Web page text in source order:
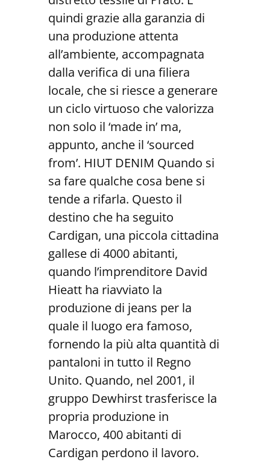
quindi grazie alla garanzia di
una produzione attenta
all’ambiente, accompagnata
dalla verifica di una filiera
locale, che si riesce a generare
un ciclo virtuoso che valorizza
non solo il ‘made in’ ma,
appunto, anche il ‘sourced
from’. HIUT DENIM Quando si
sa fare qualche cosa bene si
tende a rifarla. Questo il
destino che ha seguito
Cardigan, una piccola cittadina
gallese di 4000 abitanti,
quando l’imprenditore David
Hieatt ha riavviato la
produzione di jeans per la
quale il luogo era famoso,
fornendo la più alta quantità di
pantaloni in tutto il Regno
Unito. Quando, nel 2001, il
gruppo Dewhirst trasferisce la
propria produzione in
Marocco, 400 abitanti di
Cardigan perdono il lavoro.